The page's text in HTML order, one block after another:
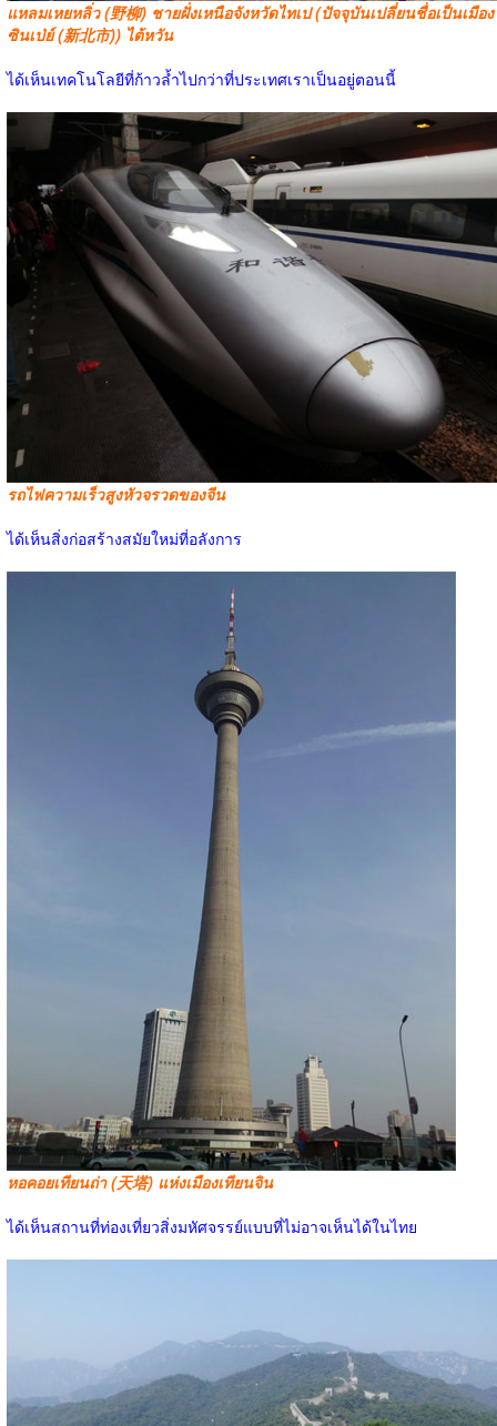
แหลมเหยหลิ่ว (野柳) ชายฝั่งเหนือจังหวัดไทเป (ปัจจุบันเปลี่ยนชื่อเป็นเมือง
ซินเป่ย์ (新北市)) ไต้หวัน
ได้เห็นเทคโนโลยีที่ก้าวล้ำไปกว่าที่ประเทศเราเป็นอยู่ตอนนี้
รถไฟความเร็วสูงหัวจรวดของจีน
ได้เห็นสิ่งก่อสร้างสมัยใหม่ที่อลังการ
หอคอยเทียนถ่า (天塔) แห่งเมืองเทียนจิน
ได้เห็นสถานที่ท่องเที่ยวสิ่งมหัศจรรย์แบบที่ไม่อาจเห็นได้ในไทย